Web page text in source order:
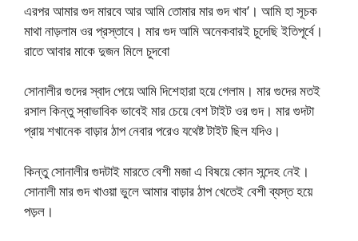
এরপর আমার গুদ মারবে আর আমি তোমার মার গুদ খাব’। আমি হা সূচক
মাথা নাড়লাম ওর প্রস্তাবে। মার গুদ আমি অনেকবারই চুদেছি ইতিপূর্বে।
রাতে আবার মাকে দুজন মিলে চুদবো
সোনালীর গুদের স্বাদ পেয়ে আমি দিশেহারা হয়ে গেলাম। মার গুদের মতই
রসাল কিন্তু স্বাভাবিক ভাবেই মার চেয়ে বেশ টাইট ওর গুদ। মার গুদটা
প্রায় শখানেক বাড়ার ঠাপ নেবার পরেও যথেষ্ট টাইট ছিল যদিও।
কিন্তু সোনালীর গুদটাই মারতে বেশী মজা এ বিষয়ে কোন সন্দেহ নেই।
সোনালী মার গুদ খাওয়া ভুলে আমার বাড়ার ঠাপ খেতেই বেশী ব্যস্ত হয়ে
পড়ল।